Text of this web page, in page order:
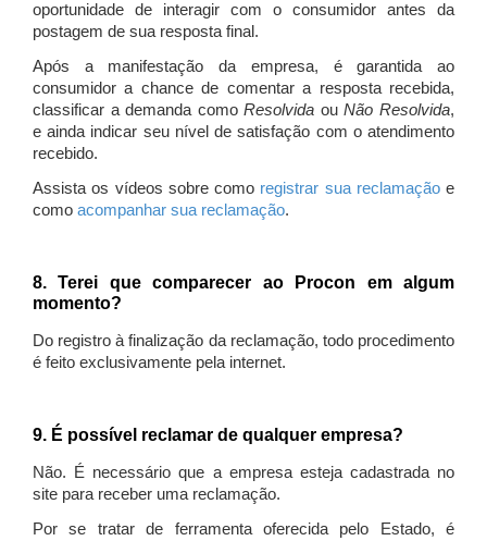
oportunidade de interagir com o consumidor antes da
postagem de sua resposta final.
Após a manifestação da empresa, é garantida ao
consumidor a chance de comentar a resposta recebida,
classificar a demanda comoResolvida ouNão Resolvida,
e ainda indicar seu nível de satisfação com o atendimento
recebido.
Assista os vídeos sobre como registrar sua reclamaçãoe
como acompanhar sua reclamação.
8. Terei que comparecer ao Procon em algum
momento?
Do registro à finalização da reclamação, todo procedimento
é feito exclusivamente pela internet.
9. É possível reclamar de qualquer empresa?
Não. É necessário que a empresa esteja cadastrada no
site para receber uma reclamação.
Por se tratar de ferramenta oferecida pelo Estado, é